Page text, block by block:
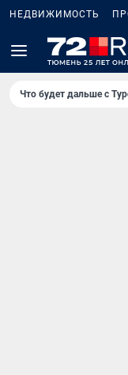
НЕДВИЖИМОСТЬ
Что будет дальше с